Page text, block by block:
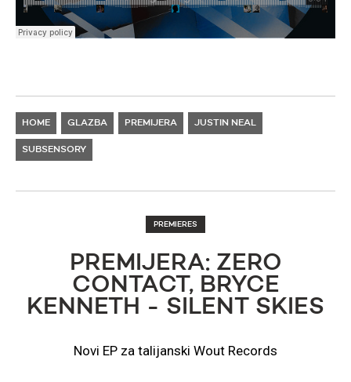
HOME GLAZBA PREMIJERA JUSTIN NEAL
SUBSENSORY
PREMIERES
PREMIJERA: ZERO
CONTACT, BRYCE
KENNETH - SILENT SKIES
Novi EP za talijanski Wout Records